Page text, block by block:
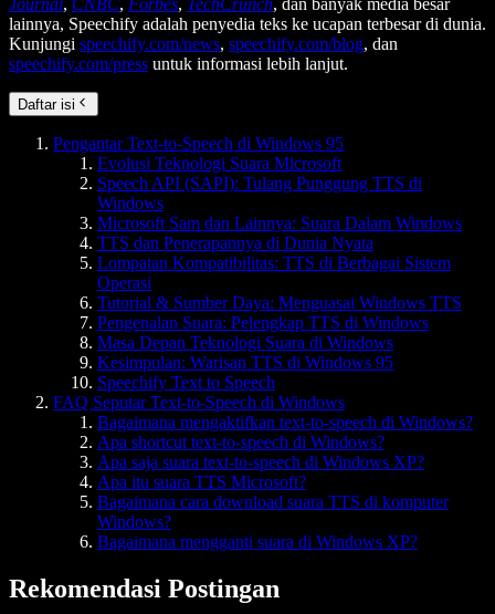
Journal, CNBC, Forbes, TechCrunch, dan banyak media besar
lainnya, Speechify adalah penyedia teks ke ucapan terbesar di dunia.
Kunjungi speechify.com/news, speechify.com/blog, dan
speechify.com/press untuk informasi lebih lanjut.
Daftar isi
Pengantar Text-to-Speech di Windows 95
Evolusi Teknologi Suara Microsoft
Speech API (SAPI): Tulang Punggung TTS di
Windows
Microsoft Sam dan Lainnya: Suara Dalam Windows
TTS dan Penerapannya di Dunia Nyata
Lompatan Kompatibilitas: TTS di Berbagai Sistem
Operasi
Tutorial & Sumber Daya: Menguasai Windows TTS
Pengenalan Suara: Pelengkap TTS di Windows
Masa Depan Teknologi Suara di Windows
Kesimpulan: Warisan TTS di Windows 95
Speechify Text to Speech
FAQ Seputar Text-to-Speech di Windows
Bagaimana mengaktifkan text-to-speech di Windows?
Apa shortcut text-to-speech di Windows?
Apa saja suara text-to-speech di Windows XP?
Apa itu suara TTS Microsoft?
Bagaimana cara download suara TTS di komputer
Windows?
Bagaimana mengganti suara di Windows XP?
Rekomendasi Postingan